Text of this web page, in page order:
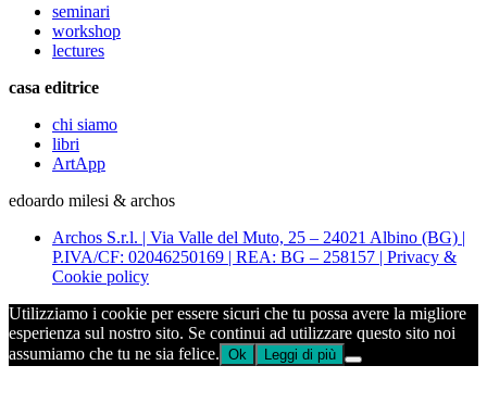
seminari
workshop
lectures
casa editrice
chi siamo
libri
ArtApp
edoardo milesi & archos
Archos S.r.l. | Via Valle del Muto, 25 – 24021 Albino (BG) |
P.IVA/CF: 02046250169 | REA: BG – 258157 | Privacy &
Cookie policy
Utilizziamo i cookie per essere sicuri che tu possa avere la migliore
esperienza sul nostro sito. Se continui ad utilizzare questo sito noi
assumiamo che tu ne sia felice. Ok Leggi di più